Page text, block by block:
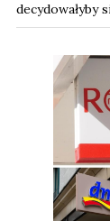
decydowałyby